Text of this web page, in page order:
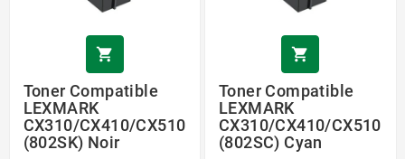

Toner Compatible
LEXMARK
CX310/CX410/CX510
(802SK) Noir

Toner Compatible
LEXMARK
CX310/CX410/CX510
(802SC) Cyan